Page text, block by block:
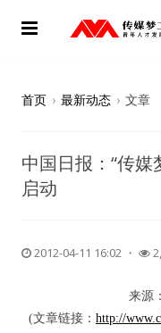
导师
视频
梦工坊视频
首页 › 最新动态 › 文章
中国日报：“传
启动
2012-04-11 16:02 ・
来源
(文章链接： http://